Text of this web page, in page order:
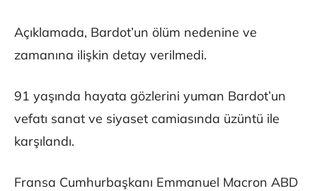
Açıklamada, Bardot’un ölüm nedenine ve
zamanına ilişkin detay verilmedi.
91 yaşında hayata gözlerini yuman Bardot’un
vefatı sanat ve siyaset camiasında üzüntü ile
karşılandı.
Fransa Cumhurbaşkanı Emmanuel Macron ABD